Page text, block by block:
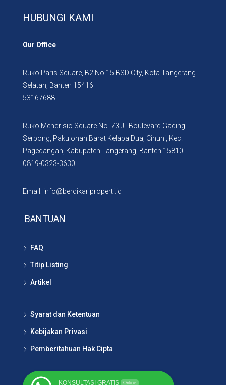
HUBUNGI KAMI
Our Office
Ruko Paris Square, B2 No.15 BSD City, Kota Tangerang
Selatan, Banten 15416
53167688
Ruko Mendrisio Square No. 73 Jl. Boulevard Gading
Serpong, Pakulonan Barat Kelapa Dua, Cihuni, Kec.
Pagedangan, Kabupaten Tangerang, Banten 15810
0819-0323-3630
Email: info@berdikariproperti.id
BANTUAN
FAQ
Titip Listing
Artikel
Syarat dan Ketentuan
Kebijakan Privasi
Pemberitahuan Hak Cipta
KONSULTASI GRATIS Online